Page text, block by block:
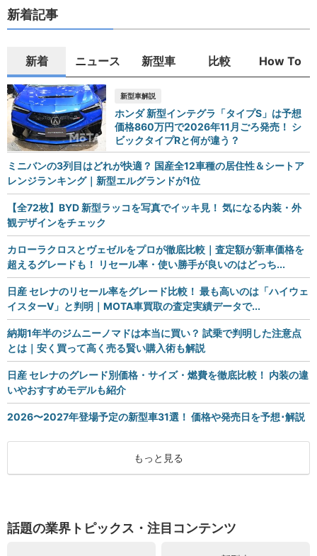
新着記事
新着 ニュース 新型車 比較 How To
新型車解説
ホンダ 新型インテグラ「タイプS」は予想
価格860万円で2026年11月ごろ発売！ シ
ビックタイプRと何が違う？
ミニバンの3列目はどれが快適？ 国産全12車種の居住性＆シートア
レンジランキング｜新型エルグランドが1位
【全72枚】BYD 新型ラッコを写真でイッキ見！ 気になる内装・外
観デザインをチェック
カローラクロスとヴェゼルをプロが徹底比較｜査定額が新車価格を
超えるグレードも！ リセール率・使い勝手が良いのはどっち...
日産 セレナのリセール率をグレード比較！ 最も高いのは「ハイウェ
イスターV」と判明｜MOTA車買取の査定実績データで...
納期1年半のジムニーノマドは本当に買い？ 試乗で判明した注意点
とは｜安く買って高く売る賢い購入術も解説
日産 セレナのグレード別価格・サイズ・燃費を徹底比較！ 内装の違
いやおすすめモデルも紹介
2026〜2027年登場予定の新型車31選！ 価格や発売日を予想･解説
もっと見る
話題の業界トピックス・注目コンテンツ